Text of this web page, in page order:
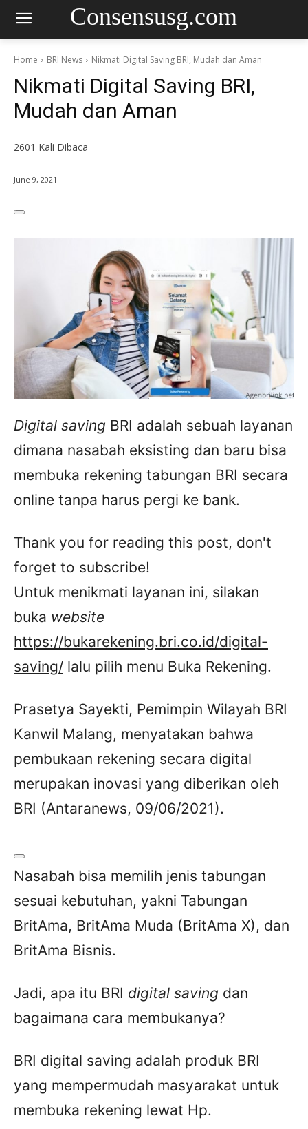
Consensusg.com
Home BRI News Nikmati Digital Saving BRI, Mudah dan Aman
Nikmati Digital Saving BRI,
Mudah dan Aman
2601 Kali Dibaca
June 9, 2021
Digital saving BRI adalah sebuah layanan
dimana nasabah eksisting dan baru bisa
membuka rekening tabungan BRI secara
online tanpa harus pergi ke bank.
Thank you for reading this post, don't
forget to subscribe!
Untuk menikmati layanan ini, silakan
buka website
https://bukarekening.bri.co.id/digital-
saving/ lalu pilih menu Buka Rekening.
Prasetya Sayekti, Pemimpin Wilayah BRI
Kanwil Malang, menyatakan bahwa
pembukaan rekening secara digital
merupakan inovasi yang diberikan oleh
BRI (Antaranews, 09/06/2021).
Nasabah bisa memilih jenis tabungan
sesuai kebutuhan, yakni Tabungan
BritAma, BritAma Muda (BritAma X), dan
BritAma Bisnis.
Jadi, apa itu BRI digital saving dan
bagaimana cara membukanya?
BRI digital saving adalah produk BRI
yang mempermudah masyarakat untuk
membuka rekening lewat Hp.